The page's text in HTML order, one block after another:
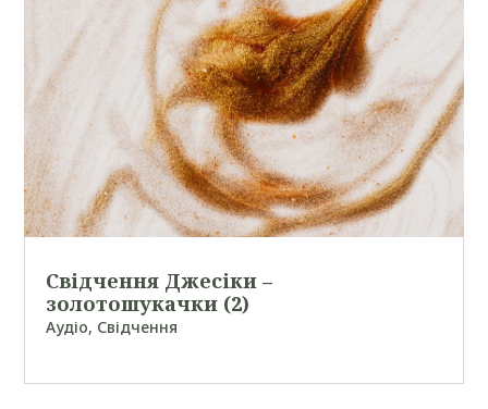
Свідчення Джесіки –
золотошукачки (2)
Аудіо, Свідчення